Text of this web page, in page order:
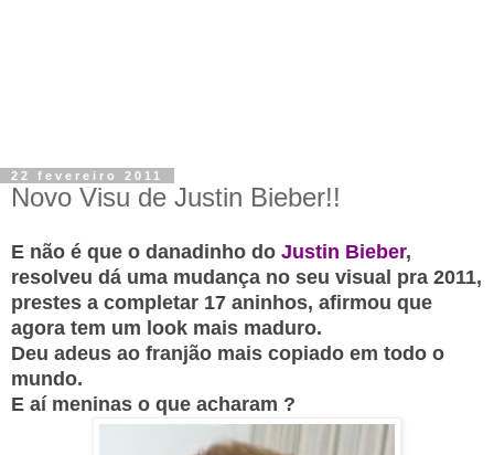
22 fevereiro 2011
Novo Visu de Justin Bieber!!
E não é que o danadinho do Justin Bieber,
resolveu dá uma mudança no seu visual pra 2011,
prestes a completar 17 aninhos, afirmou que
agora tem um look mais maduro.
Deu adeus ao franjão mais copiado em todo o
mundo.
E aí meninas o que acharam ?